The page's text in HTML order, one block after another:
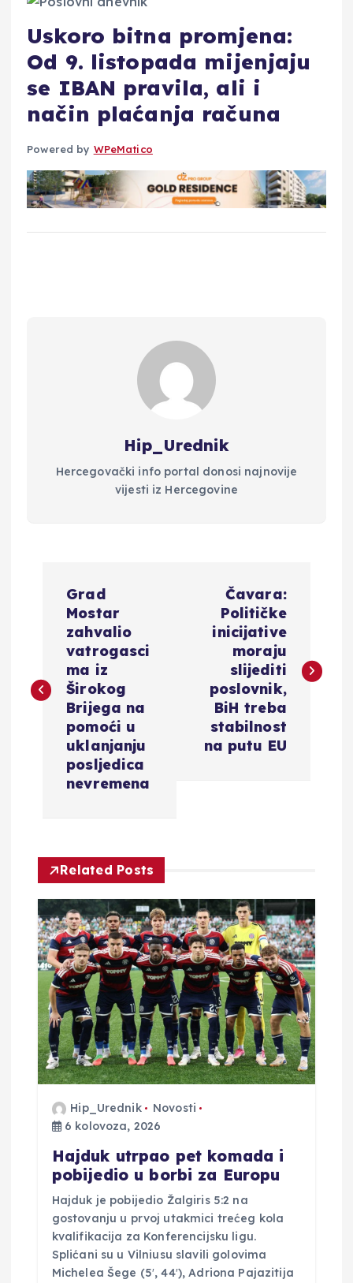
Uskoro bitna promjena:
Od 9. listopada mijenjaju
se IBAN pravila, ali i
način plaćanja računa
Powered by WPeMatico
Hip_Urednik
Hercegovački info portal donosi najnovije
vijesti iz Hercegovine
i
a
o
b
a
Grad
Mostar
zahvalio
vatrogasci
ma iz
Širokog
Brijega na
pomoći u
uklanjanju
posljedica
nevremena
Čavara:
Političke
inicijative
moraju
slijediti
poslovnik,
BiH treba
stabilnost
na putu EU
Related Posts
Hip_Urednik
Novosti
6 kolovoza, 2026
Hajduk utrpao pet komada i
pobijedio u borbi za Europu
Hajduk je pobijedio Žalgiris 5:2 na
gostovanju u prvoj utakmici trećeg kola
kvalifikacija za Konferencijsku ligu.
Splićani su u Vilniusu slavili golovima
Michelea Šege (5′, 44′), Adriona Pajazitija